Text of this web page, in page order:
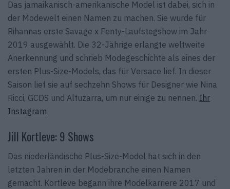
Das jamaikanisch-amerikanische Model ist dabei, sich in
der Modewelt einen Namen zu machen. Sie wurde für
Rihannas erste Savage x Fenty-Laufstegshow im Jahr
2019 ausgewählt. Die 32-Jährige erlangte weltweite
Anerkennung und schrieb Modegeschichte als eines der
ersten Plus-Size-Models, das für Versace lief. In dieser
Saison lief sie auf sechzehn Shows für Designer wie Nina
Ricci, GCDS und Altuzarra, um nur einige zu nennen. Ihr
Instagram
Jill Kortleve: 9 Shows
Das niederländische Plus-Size-Model hat sich in den
letzten Jahren in der Modebranche einen Namen
gemacht. Kortleve begann ihre Modelkarriere 2017 und